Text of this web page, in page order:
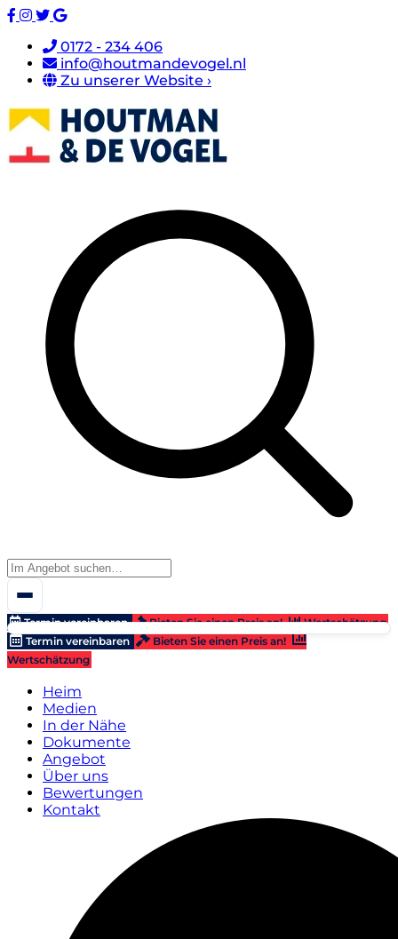
0172 - 234 406
info@houtmandevogel.nl
Zu unserer Website ›
Termin vereinbaren Bieten Sie einen Preis an!
Wertschätzung
Termin vereinbaren
Bieten Sie einen Preis an!
Wertschätzung
Heim
Medien
In der Nähe
Dokumente
Angebot
Über uns
Bewertungen
Kontakt